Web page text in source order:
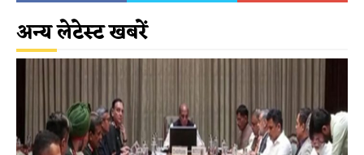
अन्य लेटेस्ट खबरें